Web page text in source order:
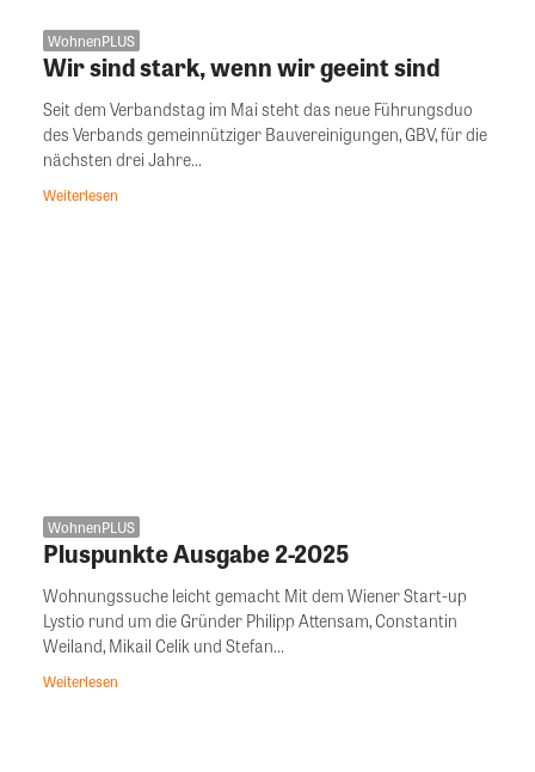
WohnenPLUS
Wir sind stark, wenn wir geeint sind
Seit dem Verbandstag im Mai steht das neue Führungsduo
des Verbands gemeinnütziger Bauvereinigungen, GBV, für die
nächsten drei Jahre...
Weiterlesen
WohnenPLUS
Pluspunkte Ausgabe 2-2025
Wohnungssuche leicht gemacht Mit dem Wiener Start-up
Lystio rund um die Gründer Philipp Attensam, Constantin
Weiland, Mikail Celik und Stefan...
Weiterlesen